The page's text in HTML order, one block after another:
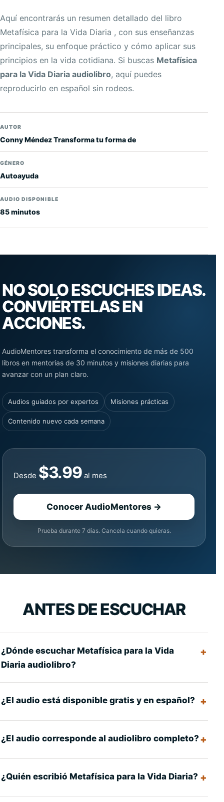
Aquí encontrarás un resumen detallado del libro
Metafísica para la Vida Diaria , con sus enseñanzas
principales, su enfoque práctico y cómo aplicar sus
principios en la vida cotidiana. Si buscas Metafísica
para la Vida Diaria audiolibro, aquí puedes
reproducirlo en español sin rodeos.
AUTOR
Conny Méndez Transforma tu forma de
GÉNERO
Autoayuda
AUDIO DISPONIBLE
85 minutos
NO SOLO ESCUCHES IDEAS.
CONVIÉRTELAS EN
ACCIONES.
AudioMentores transforma el conocimiento de más de 500
libros en mentorías de 30 minutos y misiones diarias para
avanzar con un plan claro.
Audios guiados por expertos Misiones prácticas
Contenido nuevo cada semana
Desde $3.99al mes
Conocer AudioMentores →
Prueba durante 7 días. Cancela cuando quieras.
ANTES DE ESCUCHAR
¿Dónde escuchar Metafísica para la Vida
Diaria audiolibro?
¿El audio está disponible gratis y en español?
¿El audio corresponde al audiolibro completo?
¿Quién escribió Metafísica para la Vida Diaria?